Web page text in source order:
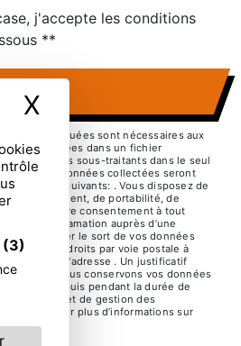
(3)
X Masquer le
j'accepte les conditions
**
communiquées sont nécessaires aux
enregistrées dans un fichier
à et ses sous-traitants dans le seul
Les données collectées seront
suivants: . Vous disposez de
d’effacement, de portabilité, de
retrait de votre consentement à tout
une réclamation auprès d’une
d’organiser le sort de vos données
exercer ces droits par voie postale à
à l'adresse . Un justificatif
Nous conservons vos données
de contact puis pendant la durée de
probatoires et de gestion des
cnil.fr pour plus d’informations sur